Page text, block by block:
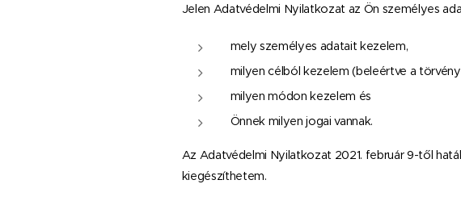
Jelen Adatvédelmi Nyilatkozat az Ön személyes
mely személyes adatait kezelem,
milyen célból kezelem (beleértve a
milyen módon kezelem és
Önnek milyen jogai vannak.
Az Adatvédelmi Nyilatkozat 2021. február 9-től
kiegészíthetem.